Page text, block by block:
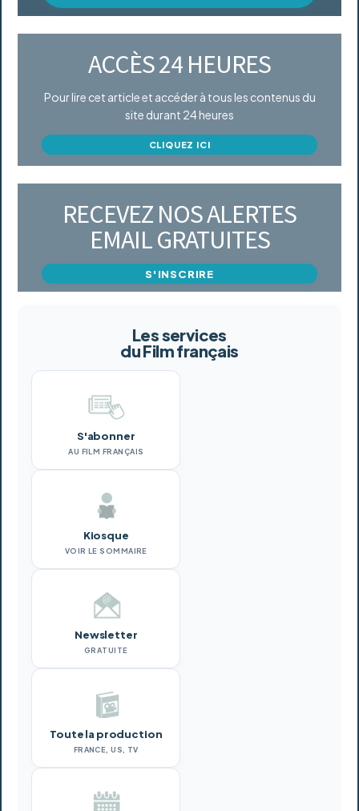
ACCÈS 24 HEURES
Pour lire cet article et accéder à tous les contenus du
site durant 24 heures
CLIQUEZ ICI
RECEVEZ NOS ALERTES
EMAIL GRATUITES
S'INSCRIRE
Les services
du Film français
S'abonner
AU FILM FRANÇAIS
Kiosque
VOIR LE SOMMAIRE
Newsletter
GRATUITE
Toute la production
FRANCE, US, TV